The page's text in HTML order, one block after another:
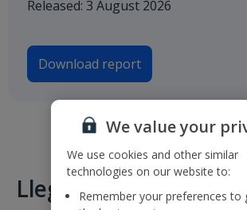
Released: 3 August 2026
Download report
Llegadas y salidas
We value your
We use cookies and other similar
technologies on our website to:
Remember your preferences to